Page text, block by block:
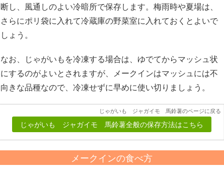
断し、風通しのよい冷暗所で保存します。梅雨時や夏場は、
さらにポリ袋に入れて冷蔵庫の野菜室に入れておくとよいで
しょう。
なお、じゃがいもを冷凍する場合は、ゆでてからマッシュ状
にするのがよいとされますが、メークインはマッシュには不
向きな品種なので、冷凍せずに早めに使い切りましょう。
じゃがいも ジャガイモ 馬鈴薯のページに戻る
じゃがいも ジャガイモ 馬鈴薯全般の保存方法はこちら
メークインの食べ方